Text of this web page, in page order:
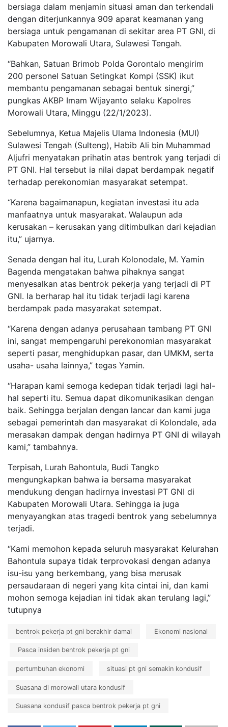
bersiaga dalam menjamin situasi aman dan terkendali
dengan diterjunkannya 909 aparat keamanan yang
bersiaga untuk pengamanan di sekitar area PT GNI, di
Kabupaten Morowali Utara, Sulawesi Tengah.
“Bahkan, Satuan Brimob Polda Gorontalo mengirim
200 personel Satuan Setingkat Kompi (SSK) ikut
membantu pengamanan sebagai bentuk sinergi,”
pungkas AKBP Imam Wijayanto selaku Kapolres
Morowali Utara, Minggu (22/1/2023).
Sebelumnya, Ketua Majelis Ulama Indonesia (MUI)
Sulawesi Tengah (Sulteng), Habib Ali bin Muhammad
Aljufri menyatakan prihatin atas bentrok yang terjadi di
PT GNI. Hal tersebut ia nilai dapat berdampak negatif
terhadap perekonomian masyarakat setempat.
“Karena bagaimanapun, kegiatan investasi itu ada
manfaatnya untuk masyarakat. Walaupun ada
kerusakan – kerusakan yang ditimbulkan dari kejadian
itu,” ujarnya.
Senada dengan hal itu, Lurah Kolonodale, M. Yamin
Bagenda mengatakan bahwa pihaknya sangat
menyesalkan atas bentrok pekerja yang terjadi di PT
GNI. Ia berharap hal itu tidak terjadi lagi karena
berdampak pada masyarakat setempat.
“Karena dengan adanya perusahaan tambang PT GNI
ini, sangat mempengaruhi perekonomian masyarakat
seperti pasar, menghidupkan pasar, dan UMKM, serta
usaha- usaha lainnya,” tegas Yamin.
“Harapan kami semoga kedepan tidak terjadi lagi hal-
hal seperti itu. Semua dapat dikomunikasikan dengan
baik. Sehingga berjalan dengan lancar dan kami juga
sebagai pemerintah dan masyarakat di Kolondale, ada
merasakan dampak dengan hadirnya PT GNI di wilayah
kami,” tambahnya.
Terpisah, Lurah Bahontula, Budi Tangko
mengungkapkan bahwa ia bersama masyarakat
mendukung dengan hadirnya investasi PT GNI di
Kabupaten Morowali Utara. Sehingga ia juga
menyayangkan atas tragedi bentrok yang sebelumnya
terjadi.
“Kami memohon kepada seluruh masyarakat Kelurahan
Bahontula supaya tidak terprovokasi dengan adanya
isu-isu yang berkembang, yang bisa merusak
persaudaraan di negeri yang kita cintai ini, dan kami
mohon semoga kejadian ini tidak akan terulang lagi,”
tutupnya
bentrok pekerja pt gni berakhir damai Ekonomi nasional
Pasca insiden bentrok pekerja pt gni
pertumbuhan ekonomi situasi pt gni semakin kondusif
Suasana di morowali utara kondusif
Suasana kondusif pasca bentrok pekerja pt gni